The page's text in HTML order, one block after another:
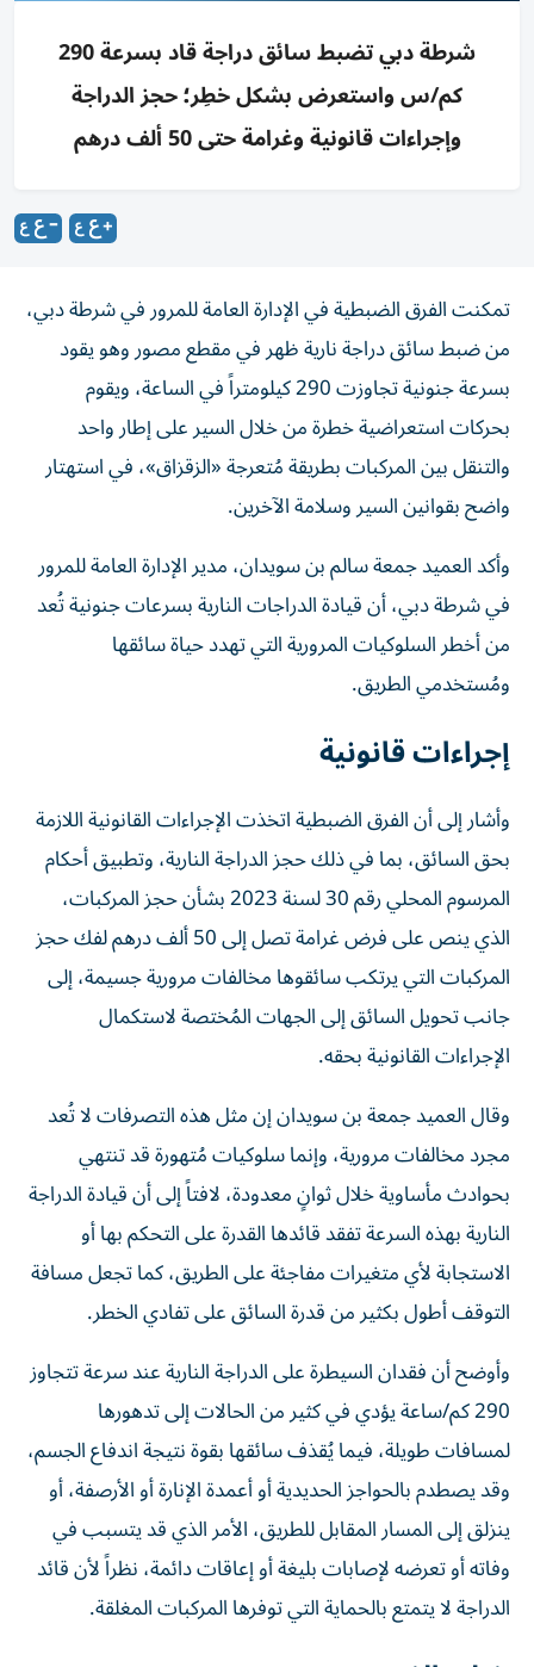
شرطة دبي تضبط سائق دراجة قاد بسرعة 290
كم/س واستعرض بشكل خطِر؛ حجز الدراجة
وإجراءات قانونية وغرامة حتى 50 ألف درهم
تمكنت الفرق الضبطية في الإدارة العامة للمرور في شرطة دبي،
من ضبط سائق دراجة نارية ظهر في مقطع مصور وهو يقود
بسرعة جنونية تجاوزت 290 كيلومتراً في الساعة، ويقوم
بحركات استعراضية خطرة من خلال السير على إطار واحد
والتنقل بين المركبات بطريقة مُتعرجة «الزقزاق»، في استهتار
واضح بقوانين السير وسلامة الآخرين.
وأكد العميد جمعة سالم بن سويدان، مدير الإدارة العامة للمرور
في شرطة دبي، أن قيادة الدراجات النارية بسرعات جنونية تُعد
من أخطر السلوكيات المرورية التي تهدد حياة سائقها
ومُستخدمي الطريق.
إجراءات قانونية
وأشار إلى أن الفرق الضبطية اتخذت الإجراءات القانونية اللازمة
بحق السائق، بما في ذلك حجز الدراجة النارية، وتطبيق أحكام
المرسوم المحلي رقم 30 لسنة 2023 بشأن حجز المركبات،
الذي ينص على فرض غرامة تصل إلى 50 ألف درهم لفك حجز
المركبات التي يرتكب سائقوها مخالفات مرورية جسيمة، إلى
جانب تحويل السائق إلى الجهات المُختصة لاستكمال
الإجراءات القانونية بحقه.
وقال العميد جمعة بن سويدان إن مثل هذه التصرفات لا تُعد
مجرد مخالفات مرورية، وإنما سلوكيات مُتهورة قد تنتهي
بحوادث مأساوية خلال ثوانٍ معدودة، لافتاً إلى أن قيادة الدراجة
النارية بهذه السرعة تفقد قائدها القدرة على التحكم بها أو
الاستجابة لأي متغيرات مفاجئة على الطريق، كما تجعل مسافة
التوقف أطول بكثير من قدرة السائق على تفادي الخطر.
وأوضح أن فقدان السيطرة على الدراجة النارية عند سرعة تتجاوز
290 كم/ساعة يؤدي في كثير من الحالات إلى تدهورها
لمسافات طويلة، فيما يُقذف سائقها بقوة نتيجة اندفاع الجسم،
وقد يصطدم بالحواجز الحديدية أو أعمدة الإنارة أو الأرصفة، أو
ينزلق إلى المسار المقابل للطريق، الأمر الذي قد يتسبب في
وفاته أو تعرضه لإصابات بليغة أو إعاقات دائمة، نظراً لأن قائد
الدراجة لا يتمتع بالحماية التي توفرها المركبات المغلقة.